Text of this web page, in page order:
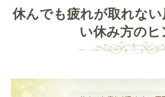
休んでも疲れが取れない
い休み方のヒ